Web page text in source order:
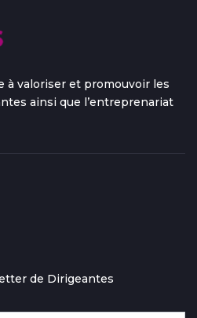
à valoriser et promouvoir les
ainsi que l’entreprenariat
de Dirigeantes